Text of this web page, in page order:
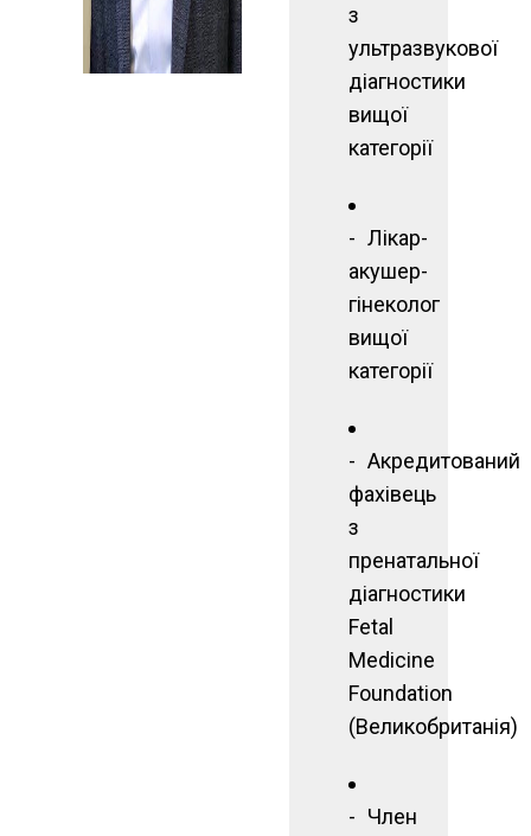
з
ультразвукової
діагностики
вищої
категорії
Лікар-
акушер-
гінеколог
вищої
категорії
Акредитований
фахівець
з
пренатальної
діагностики
Fetal
Medicine
Foundation
(Великобританія)
Член